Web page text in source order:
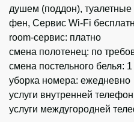
душем (поддон),
фен, Сервис Wi-Fi
room-сервис: платно
смена полотенец: по
смена постельного белья:
уборка номера: ежедневно
услуги внутренней
услуги междугородней